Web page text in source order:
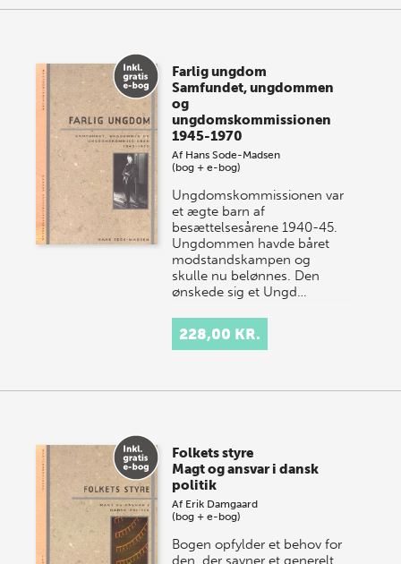
Farlig ungdom
Samfundet, ungdommen
og
ungdomskommissionen
1945-1970
Af Hans Sode-Madsen
(bog + e-bog)
Ungdomskommissionen var
et ægte barn af
besættelsesårene 1940-45.
Ungdommen havde båret
modstandskampen og
skulle nu belønnes. Den
ønskede sig et Ungd…
228,00 KR.
Folkets styre
Magt og ansvar i dansk
politik
Af Erik Damgaard
(bog + e-bog)
Bogen opfylder et behov for
den, der savner et generelt